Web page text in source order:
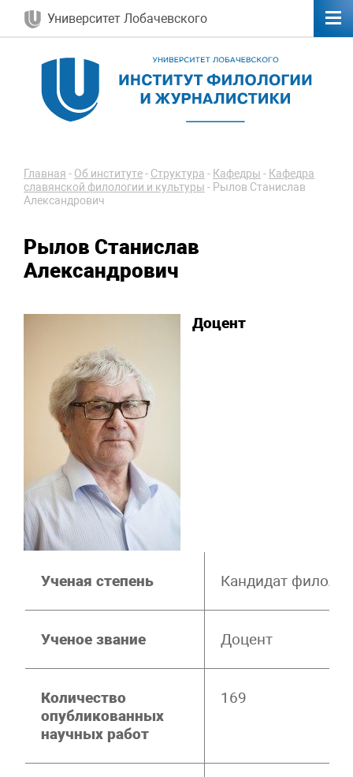
Университет Лобачевского
Главная - Об институте- Структура - Кафедры - Кафедра
славянской филологии и культуры - Рылов Станислав
Александрович
Рылов Станислав
Александрович
Доцент
Ученая степень Кандидат
Ученое звание Доцент
Количество
опубликованных
научных работ
169